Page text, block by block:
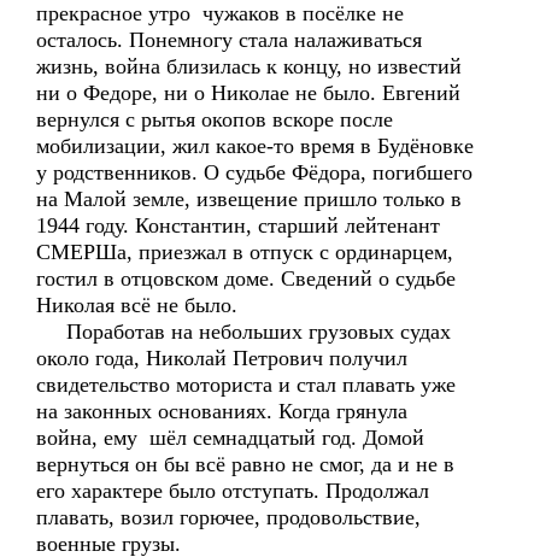
прекрасное утро чужаков в посёлке не
осталось. Понемногу стала налаживаться
жизнь, война близилась к концу, но известий
ни о Федоре, ни о Николае не было. Евгений
вернулся с рытья окопов вскоре после
мобилизации, жил какое-то время в Будёновке
у родственников. О судьбе Фёдора, погибшего
на Малой земле, извещение пришло только в
1944 году. Константин, старший лейтенант
СМЕРШа, приезжал в отпуск с ординарцем,
гостил в отцовском доме. Сведений о судьбе
Николая всё не было.
Поработав на небольших грузовых судах
около года, Николай Петрович получил
свидетельство моториста и стал плавать уже
на законных основаниях. Когда грянула
война, ему шёл семнадцатый год. Домой
вернуться он бы всё равно не смог, да и не в
его характере было отступать. Продолжал
плавать, возил горючее, продовольствие,
военные грузы.